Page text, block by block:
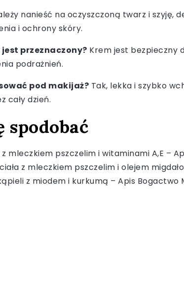
nanieść na oczyszczoną twarz i szyję,
i ochrony skóry.
przeznaczony? Krem jest bezpieczny
podrażnień.
pod makijaż? Tak, lekka i szybko
cały dzień.
spodobać
mleczkiem pszczelim i witaminami A,E –
z mleczkiem pszczelim i olejem
z miodem i kurkumą – Apis Bogactwo